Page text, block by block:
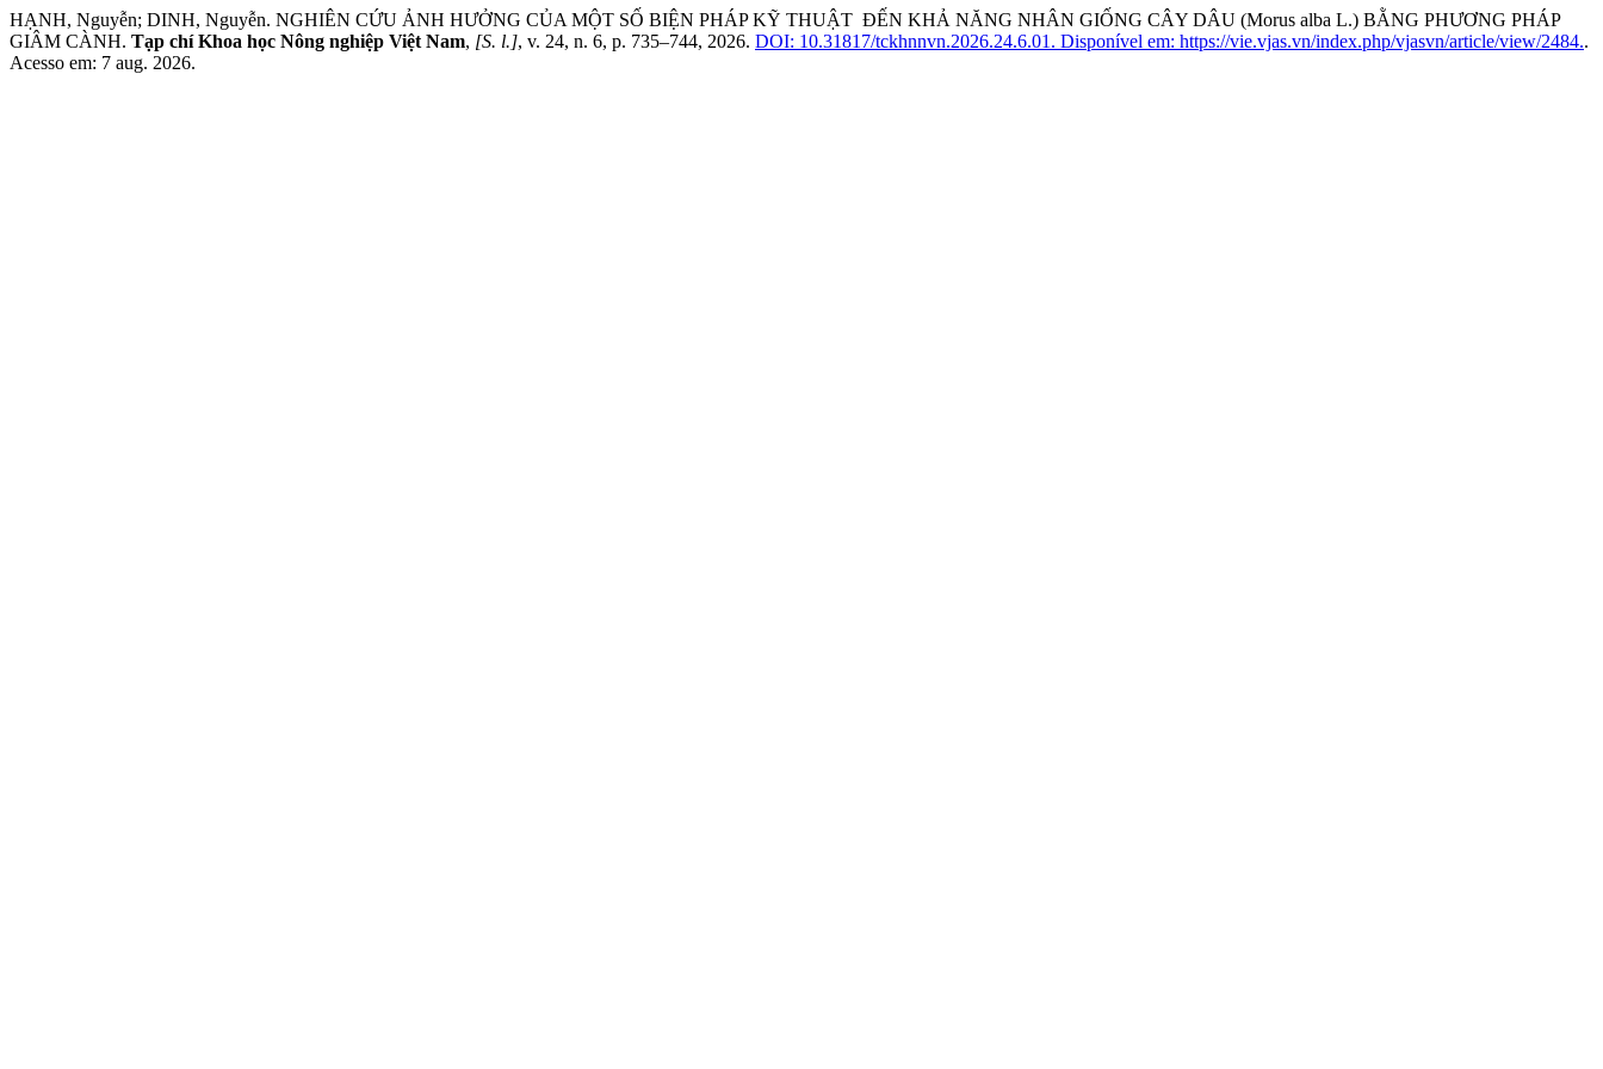
HẠNH, Nguyễn; DINH, Nguyễn. NGHIÊN CỨU ẢNH HƯỞNG CỦA MỘT SỐ BIỆN PHÁP KỸ THUẬT ĐẾN KHẢ NĂNG NHÂN GIỐNG CÂY DÂU (Morus alba L.) BẰNG PHƯƠNG PHÁP
GIÂM CÀNH. Tạp chí Khoa học Nông nghiệp Việt Nam, [S. l.], v. 24, n. 6, p. 735–744, 2026. DOI: 10.31817/tckhnnvn.2026.24.6.01. Disponível em: https://vie.vjas.vn/index.php/vjasvn/article/view/2484..
Acesso em: 7 aug. 2026.